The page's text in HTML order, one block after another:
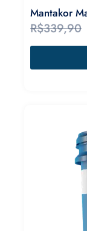
Mantakor
R$339,90